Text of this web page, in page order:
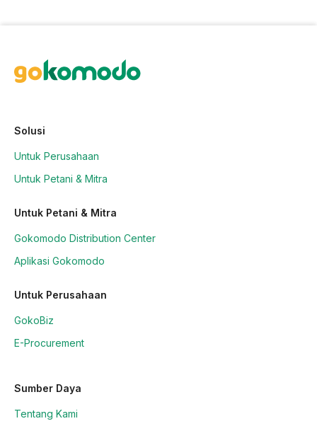
Solusi
Untuk Perusahaan
Untuk Petani & Mitra
Untuk Petani & Mitra
Gokomodo Distribution Center
Aplikasi Gokomodo
Untuk Perusahaan
GokoBiz
E-Procurement
Sumber Daya
Tentang Kami